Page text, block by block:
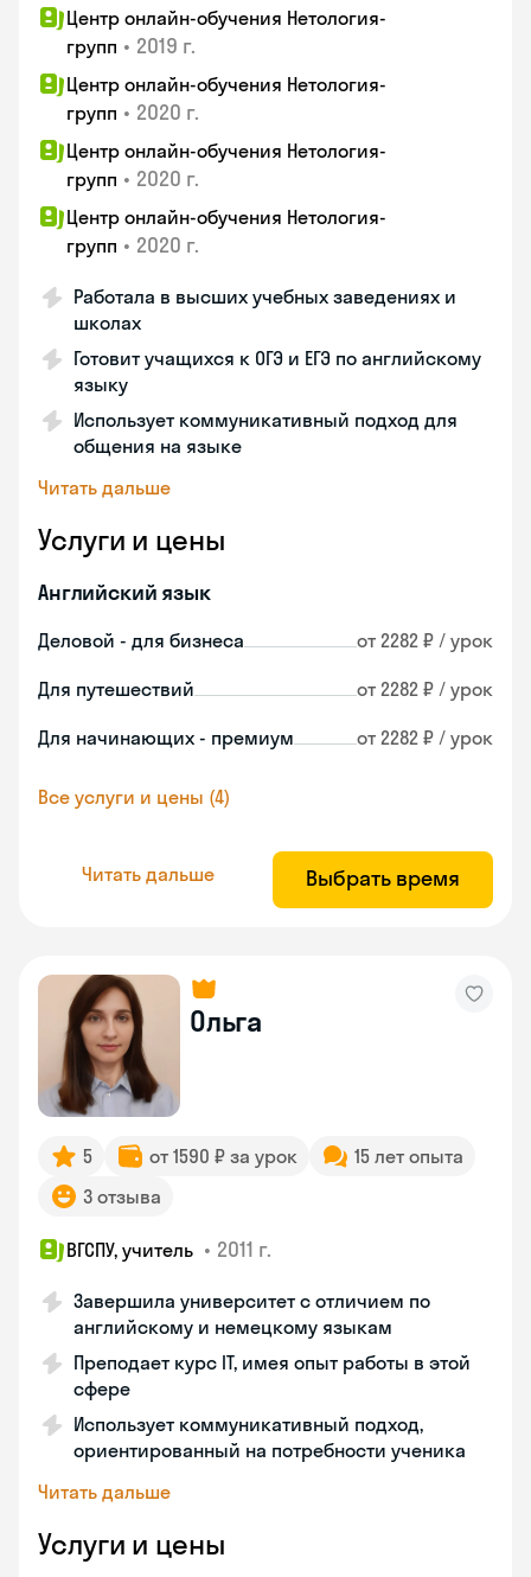
Центр онлайн-обучения Нетология-
групп • 2019 г.
Центр онлайн-обучения Нетология-
групп • 2020 г.
Центр онлайн-обучения Нетология-
групп • 2020 г.
Центр онлайн-обучения Нетология-
групп • 2020 г.
Работала в высших учебных заведениях и
школах
Готовит учащихся к ОГЭ и ЕГЭ по английскому
языку
Использует коммуникативный подход для
общения на языке
Читать дальше
Услуги и цены
Английский язык
Деловой - для бизнеса от 2282 ₽ / урок
Для путешествий от 2282 ₽ / урок
Для начинающих - премиум от 2282 ₽ / урок
Все услуги и цены (4)
Читать дальше Выбрать время
Ольга
5 от 1590 ₽ за урок
15 лет опыта
3 отзыва
ВГСПУ, учитель • 2011 г.
Завершила университет с отличием по
английскому и немецкому языкам
Преподает курс IT, имея опыт работы в этой
сфере
Использует коммуникативный подход,
ориентированный на потребности ученика
Читать дальше
Услуги и цены